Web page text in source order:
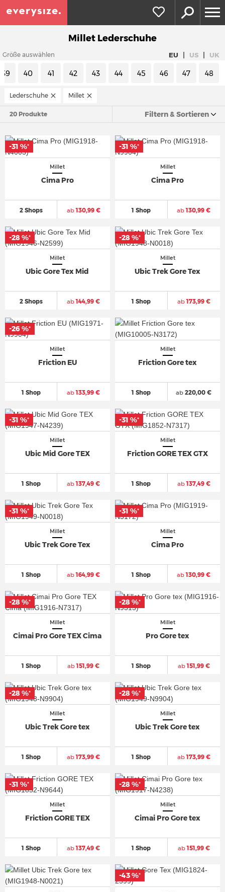
Millet Lederschuhe
Größe auswählen EU | US | UK
39 40 41 42 43 44 45 46 47 48
Lederschuhe Millet
20 Produkte Filtern & Sortieren
Millet
Cima Pro
2 Shops ab130,99 €
-31 %*
Millet
Cima Pro
1 Shop ab130,99 €
-31 %*
Millet
Ubic Gore Tex Mid
2 Shops ab144,99 €
-28 %*
Millet
Ubic Trek Gore Tex
1 Shop ab173,99 €
-28 %*
Millet
Friction EU
1 Shop ab133,99 €
-26 %*
Millet
Friction Gore tex
1 Shop ab 220,00 €
Millet
Ubic Mid Gore TEX
1 Shop ab137,49 €
-31 %*
Millet
Friction GORE TEX GTX
1 Shop ab137,49 €
-31 %*
Millet
Ubic Trek Gore Tex
1 Shop ab164,99 €
-31 %*
Millet
Cima Pro
1 Shop ab130,99 €
-31 %*
Millet
Cimai Pro Gore TEX Cima
1 Shop ab151,99 €
-28 %*
Millet
Pro Gore tex
1 Shop ab151,99 €
-28 %*
Millet
Ubic Trek Gore tex
1 Shop ab173,99 €
-28 %*
Millet
Ubic Trek Gore tex
1 Shop ab173,99 €
-28 %*
Millet
Friction GORE TEX
1 Shop ab137,49 €
-31 %*
Millet
Cimai Pro Gore tex
1 Shop ab151,99 €
-28 %*
-43 %*